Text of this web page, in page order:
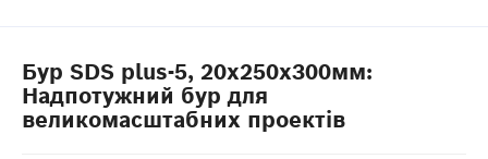
Бур SDS plus-5, 20x250x300мм:
Надпотужний бур для
великомасштабних проектів